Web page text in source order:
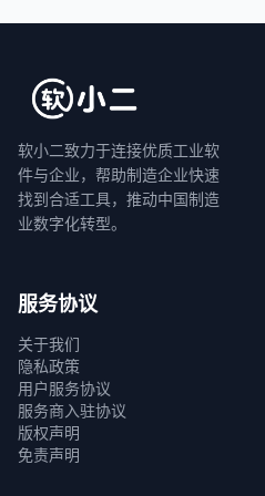
软小二致力于连接优质工业软
件与企业，帮助制造企业快速
找到合适工具，推动中国制造
业数字化转型。
服务协议
关于我们
隐私政策
用户服务协议
服务商入驻协议
版权声明
免责声明